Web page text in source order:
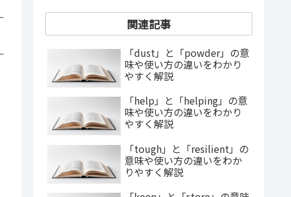
関連記事
「dust」と「powder」の意
味や使い方の違いをわかり
やすく解説
「help」と「helping」の意
味や使い方の違いをわかり
やすく解説
「tough」と「resilient」の
意味や使い方の違いをわか
りやすく解説